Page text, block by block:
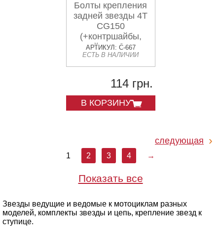
Болты крепления
задней звезды 4T
CG150
(+контршайбы,
сайлентблок
17*24*9) JS
АРТИКУЛ: C-667
ЕСТЬ В НАЛИЧИИ
114 грн.
В КОРЗИНУ
следующая
1 2 3 4 →
Показать все
Звезды ведущие и ведомые к мотоциклам разных
моделей, комплекты звезды и цепь, крепление звезд к
ступице.